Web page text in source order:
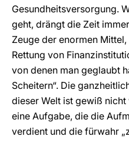
Gesundheitsversorgung.
geht, drängt die Zeit
Zeuge der enormen
Rettung von
von denen man geglaubt
Scheitern“. Die
dieser Welt ist gewiß
eine Aufgabe, die die
verdient und die fürwahr